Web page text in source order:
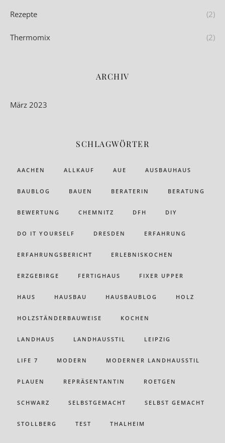
Rezepte (2)
Thermomix (2)
ARCHIV
März 2023
SCHLAGWÖRTER
AACHEN ALLKAUF AUE AUSBAUHAUS
BAUBLOG BAUEN BERATERIN BERATUNG
BEWERTUNG CHEMNITZ DFH DIY
DO IT YOURSELF DRESDEN ERFAHRUNG
ERFAHRUNGSBERICHT ERLEBNISKOCHEN
ERZGEBIRGE FERTIGHAUS FIXER UPPER
HAUS HAUSBAU HAUSBAUBLOG HOLZ
HOLZSTÄNDERBAUWEISE KOCHEN
LANDHAUS LANDHAUSSTIL LEIPZIG
LIFE 7 MODERN MODERNER LANDHAUSSTIL
PLAUEN REPRÄSENTANTIN ROETGEN
SCHWARZ SELBSTGEMACHT SELBST GEMACHT
STOLLBERG TEST THALHEIM